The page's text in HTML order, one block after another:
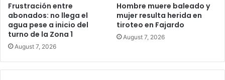
Frustración entre
abonados: no llega el
agua pese a inicio del
turno de la Zona 1
August 7, 2026
Hombre muere baleado y
mujer resulta herida en
tiroteo en Fajardo
August 7, 2026